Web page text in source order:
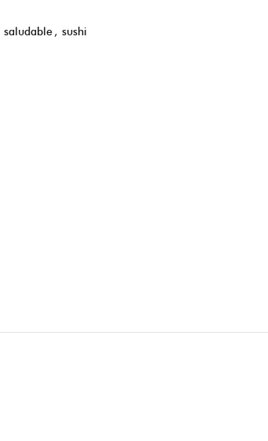
saludable , sushi